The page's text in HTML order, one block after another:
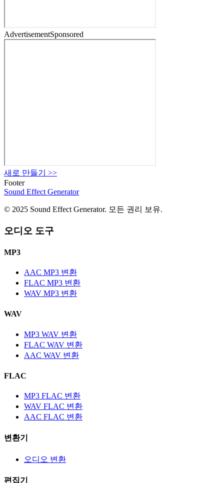
AdvertisementSponsored
새로 만들기
>>
Footer
Sound Effect Generator
© 2025 Sound Effect Generator. 모든 권리 보유.
오디오 도구
MP3
AAC MP3 변환
FLAC MP3 변환
WAV MP3 변환
WAV
MP3 WAV 변환
FLAC WAV 변환
AAC WAV 변환
FLAC
MP3 FLAC 변환
WAV FLAC 변환
AAC FLAC 변환
변환기
오디오 변환
편집기